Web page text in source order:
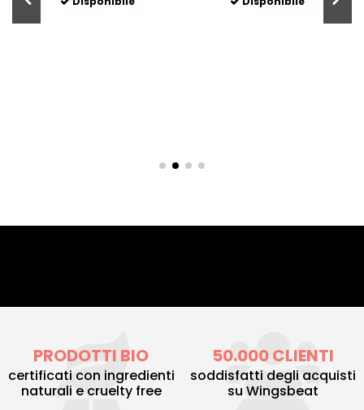
PRODOTTI BIO
certificati con ingredienti
naturali e cruelty free
50.000 CLIENTI
soddisfatti degli acquisti
su Wingsbeat